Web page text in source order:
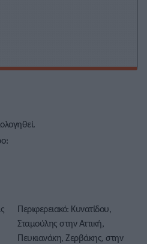
Περιφερειακό: Κυνατίδου,
Σταμούλης στην Αττική,
Πευκιανάκη, Ζερβάκης, στην